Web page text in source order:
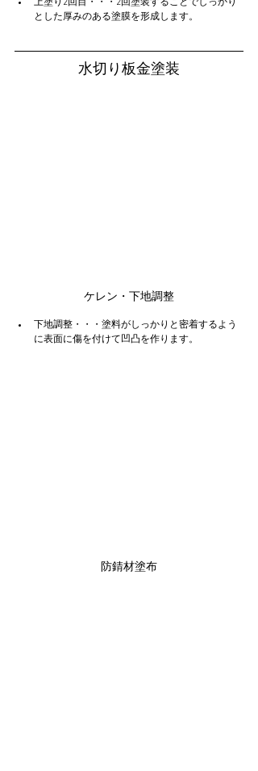
とした厚みのある塗膜を形成します。
水切り板金塗装
ケレン・下地調整
下地調整・・・塗料がしっかりと密着するよう
に表面に傷を付けて凹凸を作ります。
防錆材塗布